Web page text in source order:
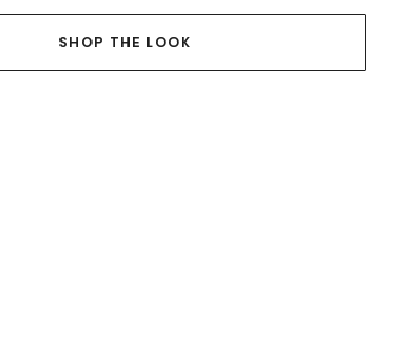
SHOP THE LOOK